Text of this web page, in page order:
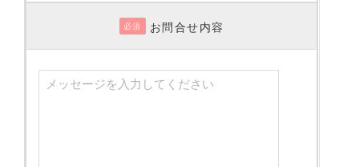
必須 お問合せ内容